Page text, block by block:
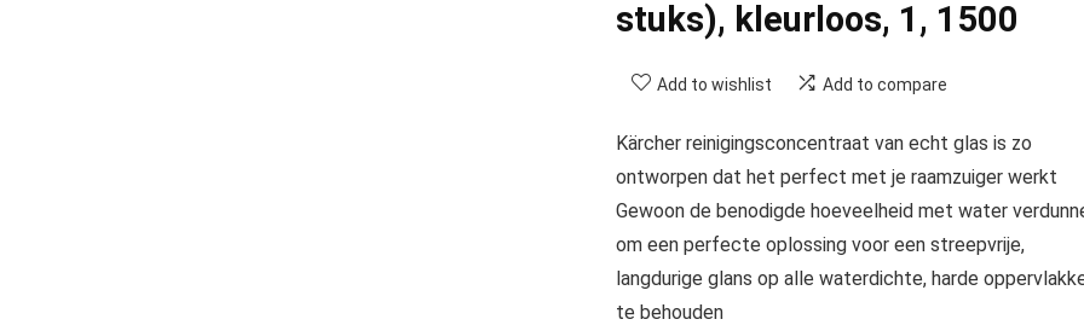
stuks), kleurloos, 1, 1500
Add to wishlist Add to compare
Kärcher reinigingsconcentraat van echt glas is zo
ontworpen dat het perfect met je raamzuiger werkt
Gewoon de benodigde hoeveelheid met water
om een perfecte oplossing voor een streepvrije,
langdurige glans op alle waterdichte, harde
te behouden